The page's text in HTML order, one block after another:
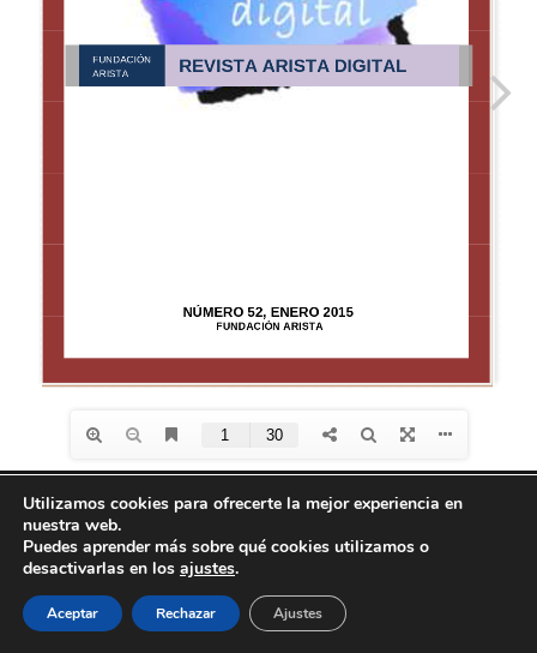
Diseño de Seos +
| © Todos los derechos reservados
Fundación Arista - Aviso Legal
privacidad- Política de Cookies
Utilizamos cookies para ofrecerte la mejor experiencia en
nuestra web.
Puedes aprender más sobre qué cookies utilizamos o
desactivarlas en los ajustes.
Aceptar Rechazar Ajustes